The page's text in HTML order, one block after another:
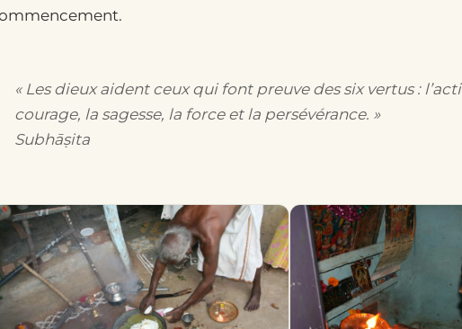
« Les dieux aident ceux qui font preuve des six vertus :
courage, la sagesse, la force et la persévérance. »
Subhāṣita